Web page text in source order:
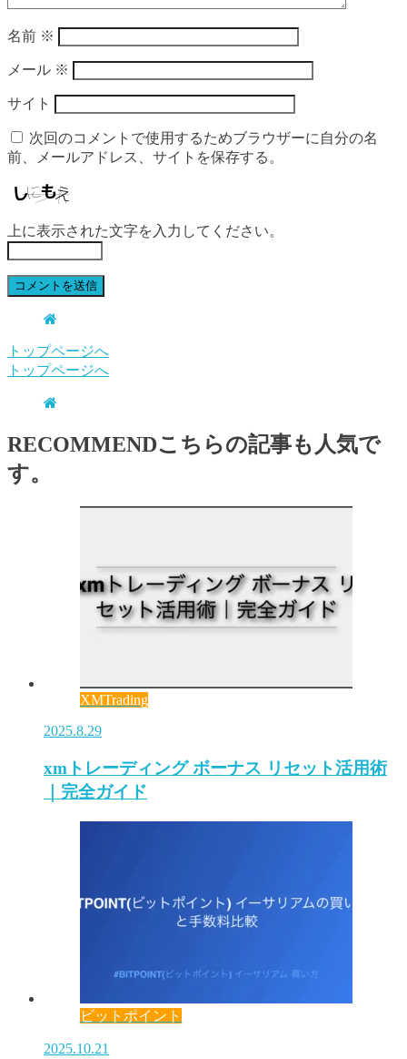
名前 ※
メール ※
サイト
次回のコメントで使用するためブラウザーに自分の名
前、メールアドレス、サイトを保存する。
上に表示された文字を入力してください。
トップページへ
トップページへ
RECOMMENDこちらの記事も人気で
す。
XMTrading
2025.8.29
xmトレーディング ボーナス リセット活用術
｜完全ガイド
ビットポイント
2025.10.21